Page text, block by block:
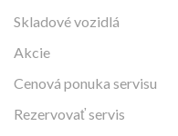
Skladové vozidlá
Akcie
Cenová ponuka servisu
Rezervovať servis